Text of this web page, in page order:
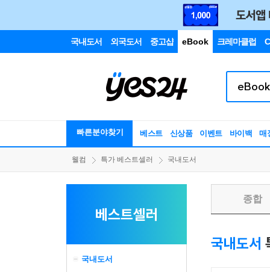
국내도서 외국도서 중고샵 eBook 크레마클럽
빠른분야찾기 베스트 신상품 이벤트 바이백 매
웰컴 특가 베스트셀러 국내도서
베스트셀러
국내도서
종합
국내도서